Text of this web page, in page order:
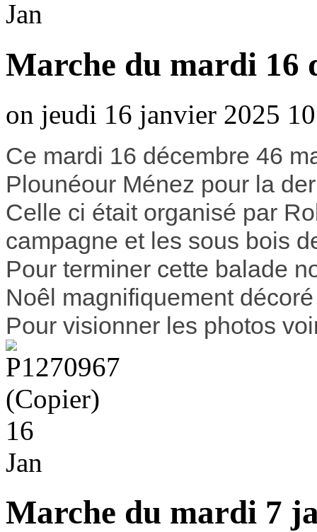
Jan
Marche du mardi 16
on jeudi 16 janvier 2025
Ce mardi 16 décembre 46
Plounéour Ménez pour la
Celle ci était organisé par
campagne et les sous bois
Pour terminer cette balade
Noêl magnifiquement
Pour visionner les photos
16
Jan
Marche du mardi 7